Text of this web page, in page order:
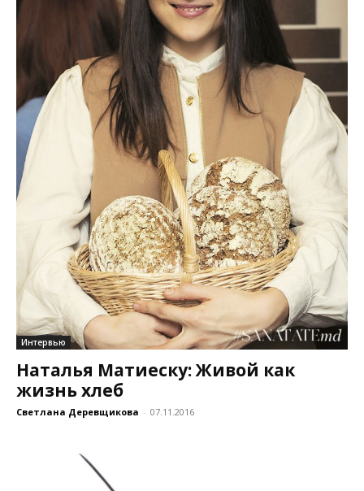
Интервью
Наталья Матиеску: Живой как
жизнь хлеб
Светлана Деревщикова - 07.11.2016